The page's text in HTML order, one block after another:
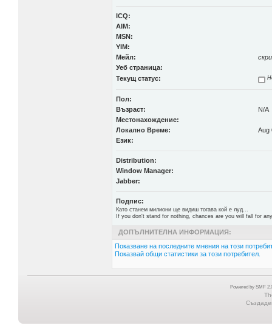
ICQ:
AIM:
MSN:
YIM:
Мейл:
Уеб страница:
Текущ статус:
Пол:
Възраст:
N/A
Местонахождение:
Локално Време:
Aug
Език:
Distribution:
Window Manager:
Jabber:
Подпис:
Като станем милиони ще видиш тогава кой е луд...
If you don't stand for nothing, chances are you will fall for
ДОПЪЛНИТЕЛНА ИНФОРМАЦИЯ:
Показване на последните мнения на този
Показвай общи статистики за този потребител.
Powered by SMF